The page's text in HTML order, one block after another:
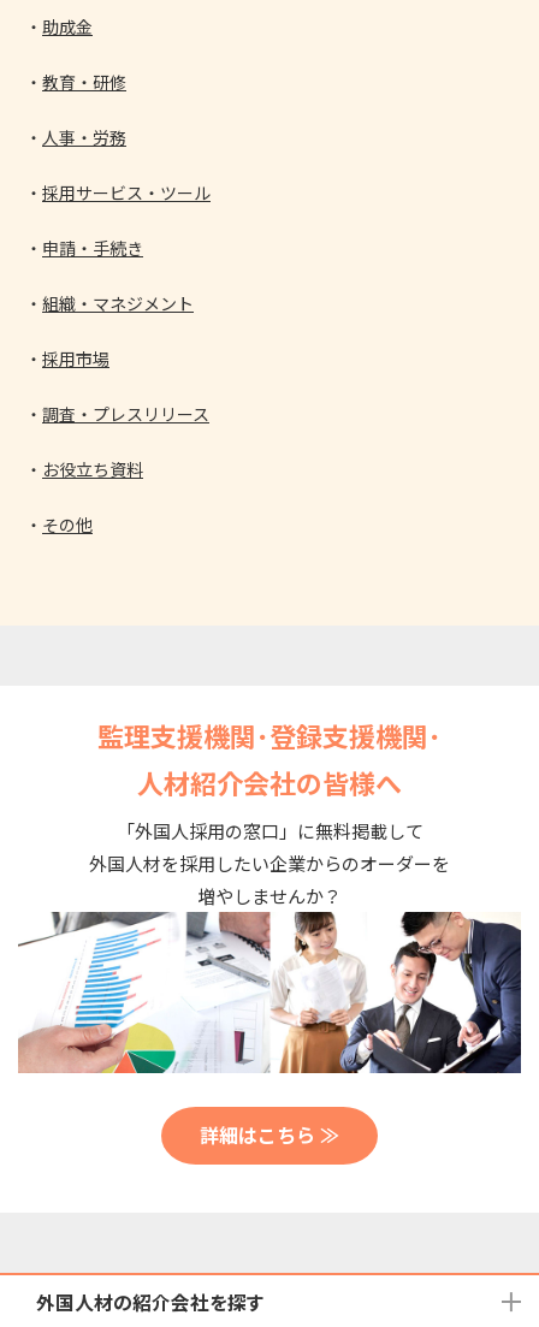
助成金
教育・研修
人事・労務
採用サービス・ツール
申請・手続き
組織・マネジメント
採用市場
調査・プレスリリース
お役立ち資料
その他
監理支援機関･登録支援機関･
人材紹介会社の皆様へ
「外国人採用の窓口」に無料掲載して
外国人材を採用したい企業からのオーダーを
増やしませんか？
詳細はこちら ≫
外国人材の紹介会社を探す